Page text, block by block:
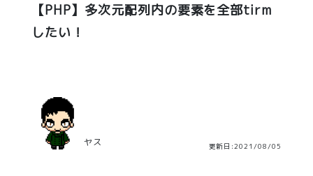
【PHP】多次元配列内の要素を全部tirm
したい！
ヤス 更新日:2021/08/05